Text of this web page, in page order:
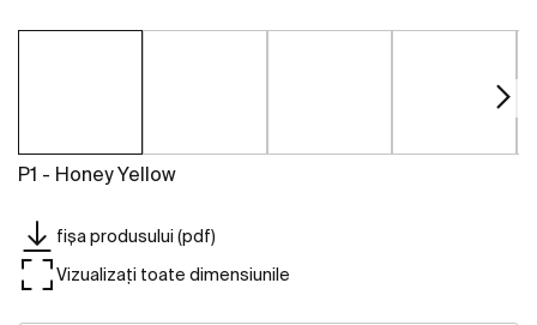
P1 - Honey Yellow
fișa produsului (pdf)
Vizualizați toate dimensiunile